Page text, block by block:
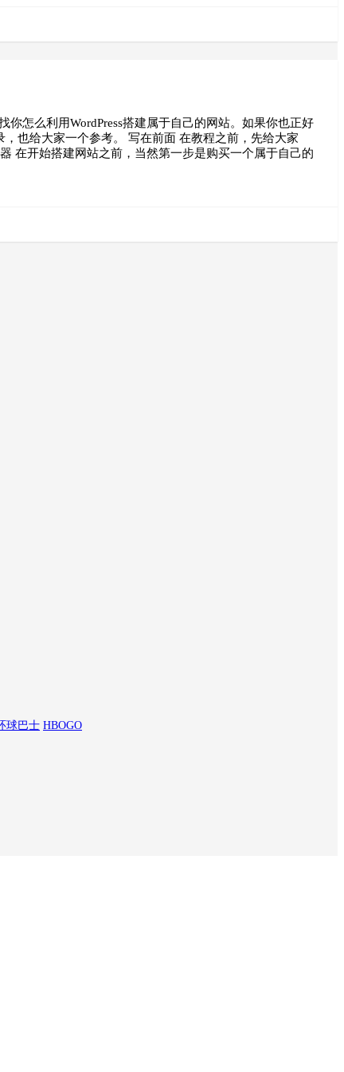
怎么利用WordPress搭建属于自己的网站。如果你也正好
也给大家一个参考。 写在前面 在教程之前，先给大家
在开始搭建网站之前，当然第一步是购买一个属于自己的
球巴士 HBOGO